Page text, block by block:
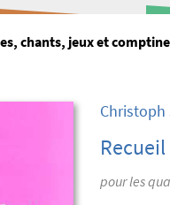
chants, jeux et
Christoph
pour les